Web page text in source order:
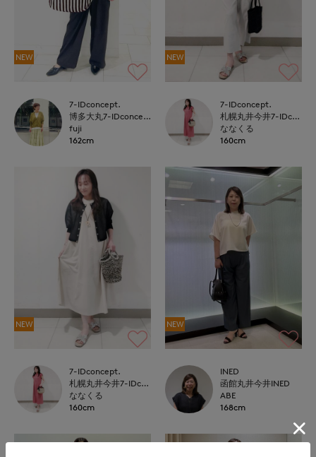
NEW
7-IDconcept.
博多大丸7-IDconcept.
fuji
162cm
NEW
7-IDconcept.
札幌丸井今井7-IDconcept.
ななくる
160cm
NEW
7-IDconcept.
札幌丸井今井7-IDconcept.
ななくる
160cm
NEW
INED
函館丸井今井INED
ABE
168cm